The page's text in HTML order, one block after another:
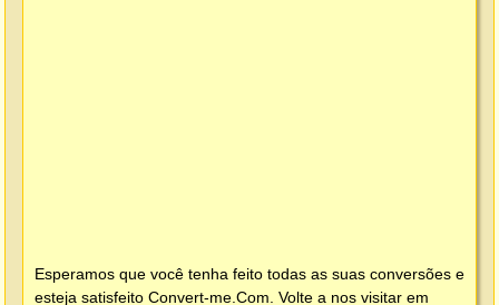
Esperamos que você tenha feito todas as suas conversões e
esteja satisfeito Convert-me.Com . Volte a nos visitar em